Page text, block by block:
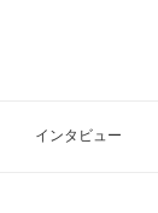
インタビュー